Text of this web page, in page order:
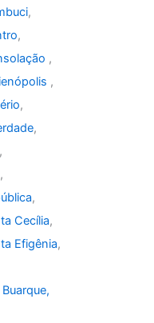
,
,
,
,
,
,
,
,
,
Cecília,
Efigênia,